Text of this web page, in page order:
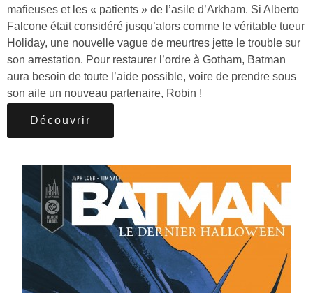
mafieuses et les « patients » de l’asile d’Arkham. Si Alberto
Falcone était considéré jusqu’alors comme le véritable tueur
Holiday, une nouvelle vague de meurtres jette le trouble sur
son arrestation. Pour restaurer l’ordre à Gotham, Batman
aura besoin de toute l’aide possible, voire de prendre sous
son aile un nouveau partenaire, Robin !
Découvrir